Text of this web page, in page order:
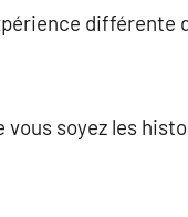
différente
soyez les